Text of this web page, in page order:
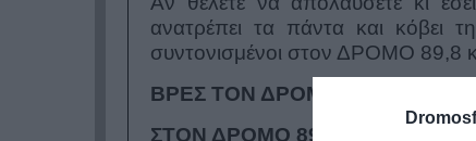
ανατρέπει τα πάντα και κόβει
συντονισμένοι στον ΔΡΟΜΟ 89,8
ΒΡΕΣ ΤΟΝ ΔΡΟΜΟ ΣΟΥ…
ΣΤΟΝ ΔΡΟΜΟ 89,8!!!